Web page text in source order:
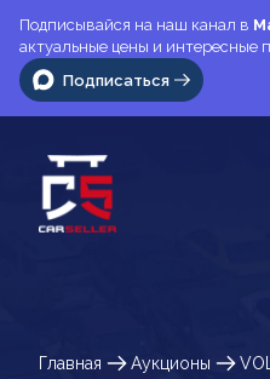
Подписывайся на наш канал в
актуальные цены и интересные
Подписаться
Главная Аукционы